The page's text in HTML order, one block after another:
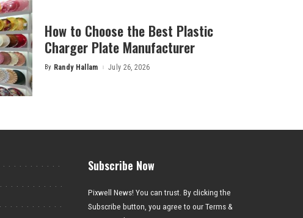
How to Choose the Best Plastic
Charger Plate Manufacturer
Posted
By Randy Hallam July 26, 2026
Subscribe Now
Pixwell News! You can trust. By clicking the
Subscribe button, you agree to our Terms &